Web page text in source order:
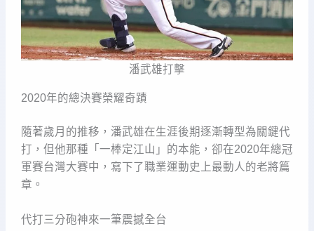
潘武雄打擊
2020年的總決賽榮耀奇蹟
隨著歲月的推移，潘武雄在生涯後期逐漸轉型為關鍵代
打，但他那種「一棒定江山」的本能，卻在2020年總冠
軍賽台灣大賽中，寫下了職業運動史上最動人的老將篇
章。
代打三分砲神來一筆震撼全台